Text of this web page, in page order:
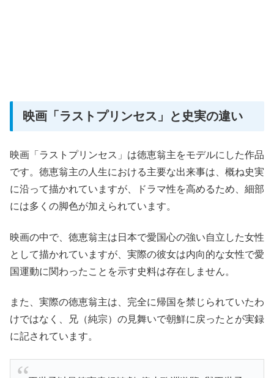
映画「ラストプリンセス」と史実の違い
映画「ラストプリンセス」は徳恵翁主をモデルにした作品
です。徳恵翁主の人生における主要な出来事は、概ね史実
に沿って描かれていますが、ドラマ性を高めるため、細部
には多くの脚色が加えられています。
映画の中で、徳恵翁主は日本で愛国心の強い自立した女性
として描かれていますが、実際の彼女は内向的な女性で愛
国運動に関わったことを示す史料は存在しません。
また、実際の徳恵翁主は、完全に帰国を禁じられていたわ
けではなく、兄（純宗）の見舞いで朝鮮に戻ったとが実録
に記されています。